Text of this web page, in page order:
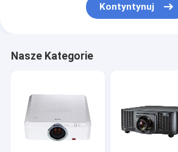
Kontyntynuj
Nasze Kategorie